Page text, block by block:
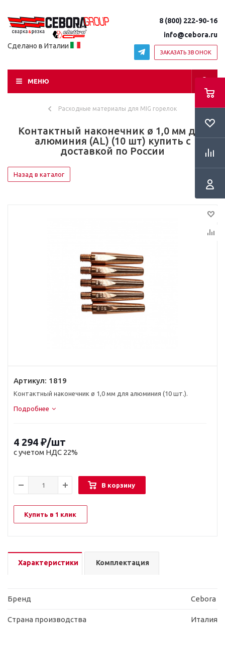
Сделано в Италии
8 (800) 222-90-16
info@cebora.ru
ЗАКАЗАТЬ ЗВОНОК
МЕНЮ
Расходные материалы для MIG горелок
Контактный наконечник ø 1,0 мм для
алюминия (AL) (10 шт) купить с
доставкой по России
Назад в каталог
Артикул: 1819
Контактный наконечник ø 1,0 мм для алюминия (10 шт.).
Подробнее
4 294 ₽/шт
с учетом НДС 22%
В корзину
Купить в 1 клик
Характеристики Комплектация
Бренд Cebora
Страна производства Италия